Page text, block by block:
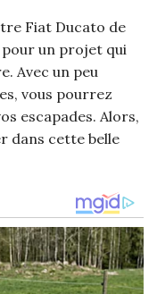
Fiat Ducato de
pour un projet qui
Avec un peu
vous pourrez
escapades. Alors,
dans cette belle